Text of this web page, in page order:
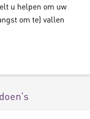
u helpen om uw
om te) vallen